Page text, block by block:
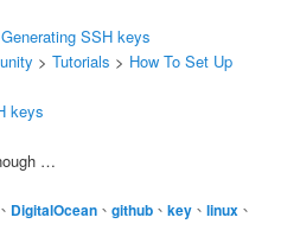
Generating SSH keys
> Tutorials > How To Set Up
keys
…
、 DigitalOcean 、github 、key 、linux 、